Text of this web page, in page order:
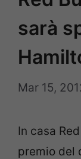
sarà
Mar 15,
In casa
premio del